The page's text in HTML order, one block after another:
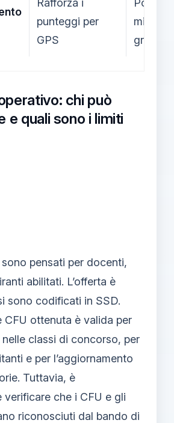
punteggi per
GPS
chi può
e quali sono i limiti
pensati per docenti,
abilitati. L’offerta è
sono codificati in SSD.
CFU ottenuta è valida per
nelle classi di concorso, per
e per l’aggiornamento
Tuttavia, è
verificare che i CFU e gli
riconosciuti dal bando di